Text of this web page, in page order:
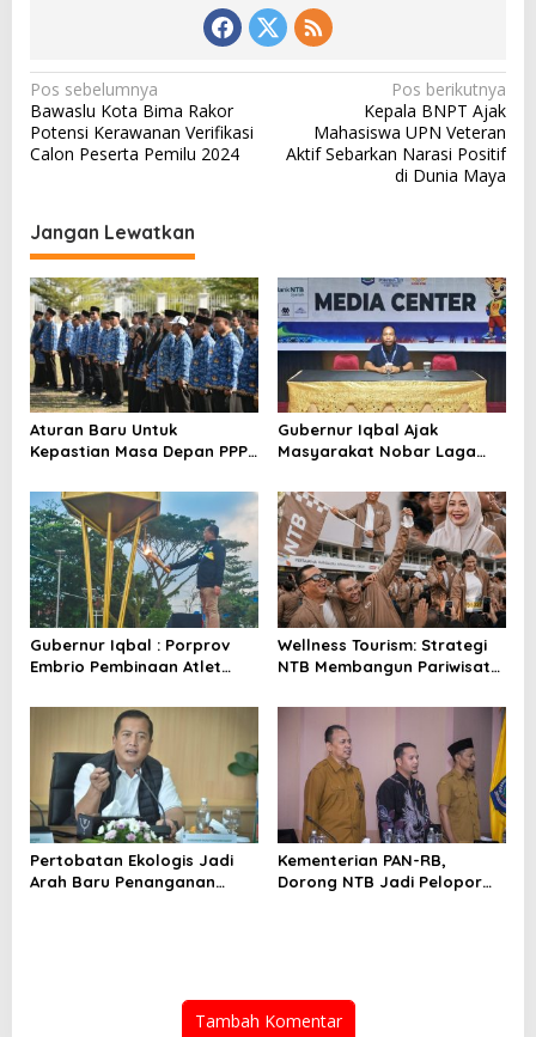
N
a
v
g
a
s
i
p
o
s
Pos sebelumnya
Bawaslu Kota Bima Rakor
Potensi Kerawanan Verifikasi
Calon Peserta Pemilu 2024
Pos berikutnya
Kepala BNPT Ajak
Mahasiswa UPN Veteran
Aktif Sebarkan Narasi Positif
di Dunia Maya
Jangan Lewatkan
Aturan Baru Untuk
Kepastian Masa Depan PPPK
Gubernur Iqbal Ajak
Masyarakat Nobar Laga
Halaman Bumi Gora
Gubernur Iqbal : Porprov
Embrio Pembinaan Atlet
Wellness Tourism: Strategi
NTB Membangun Pariwisata
Pertobatan Ekologis Jadi
Arah Baru Penanganan
Kementerian PAN-RB,
Dorong NTB Jadi Pelopor
Tambah Komentar